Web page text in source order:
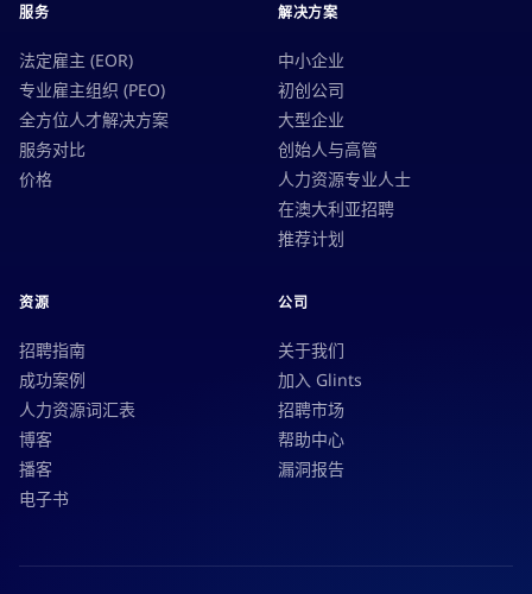
服务
法定雇主 (EOR)
专业雇主组织 (PEO)
全方位人才解决方案
服务对比
价格
解决方案
中小企业
初创公司
大型企业
创始人与高管
人力资源专业人士
在澳大利亚招聘
推荐计划
资源
招聘指南
成功案例
人力资源词汇表
博客
播客
电子书
公司
关于我们
加入 Glints
招聘市场
帮助中心
漏洞报告